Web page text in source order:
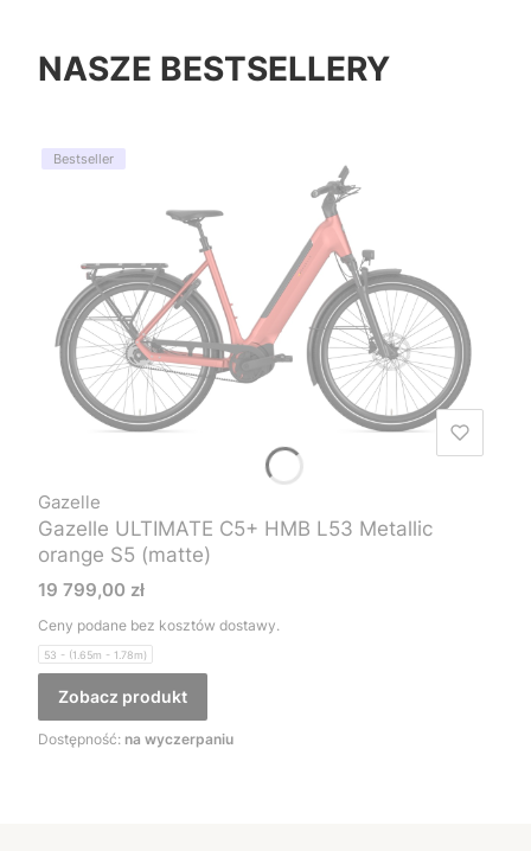
NASZE BESTSELLERY
Bestseller
Gazelle ULTIMATE C5+ HMB L53 Metallic
orange S5 (matte)
Gazelle
Cena
19 799,00 zł
Ceny podane bez kosztów dostawy.
53 - (1.65m - 1.78m)
Zobacz produkt
Dostępność: na wyczerpaniu